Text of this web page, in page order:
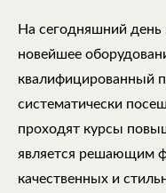
На сегодняшний день
новейшее
квалифицированный
систематически
проходят курсы
является решающим
качественных и